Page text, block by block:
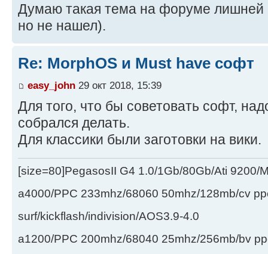
Думаю такая тема на форуме лишней
но не нашел).
Re: MorphOS и Must have софт
easy_john 29 окт 2018, 15:39
Для того, что бы советовать софт,
собрался делать.
Для классики были заготовки на вики.
[size=80]PegasosII G4 1.0/1Gb/80Gb/Ati 9200/
a4000/PPC 233mhz/68060 50mhz/128mb/cv
surf/kickflash/indivision/AOS3.9-4.0
a1200/PPC 200mhz/68040 25mhz/256mb/bv